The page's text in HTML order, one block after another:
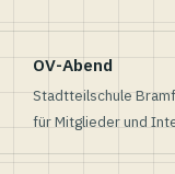
OV-Abend
Stadtteilschule
für Mitglieder und